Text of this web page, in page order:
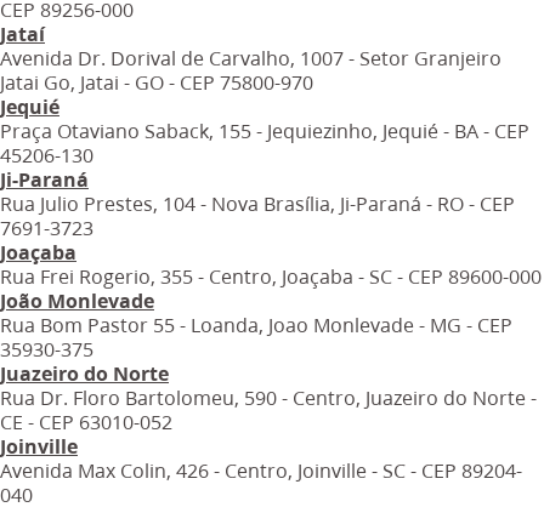
CEP 89256-000
Jataí
Avenida Dr. Dorival de Carvalho, 1007 - Setor Granjeiro
Jatai Go, Jatai - GO - CEP 75800-970
Jequié
Praça Otaviano Saback, 155 - Jequiezinho, Jequié - BA - CEP
45206-130
Ji-Paraná
Rua Julio Prestes, 104 - Nova Brasília, Ji-Paraná - RO - CEP
7691-3723
Joaçaba
Rua Frei Rogerio, 355 - Centro, Joaçaba - SC - CEP 89600-000
João Monlevade
Rua Bom Pastor 55 - Loanda, Joao Monlevade - MG - CEP
35930-375
Juazeiro do Norte
Rua Dr. Floro Bartolomeu, 590 - Centro, Juazeiro do Norte -
CE - CEP 63010-052
Joinville
Avenida Max Colin, 426 - Centro, Joinville - SC - CEP 89204-
040